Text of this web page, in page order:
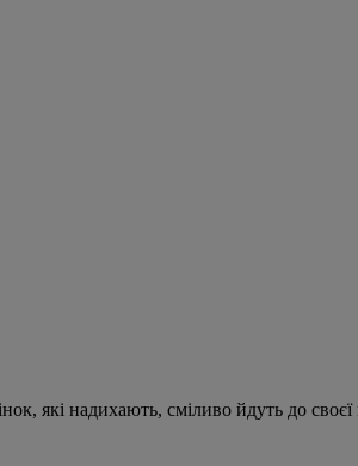
які надихають, сміливо йдуть до